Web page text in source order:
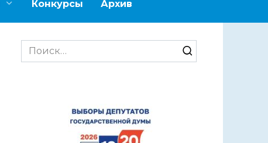
Конкурсы Архив
Search
for: